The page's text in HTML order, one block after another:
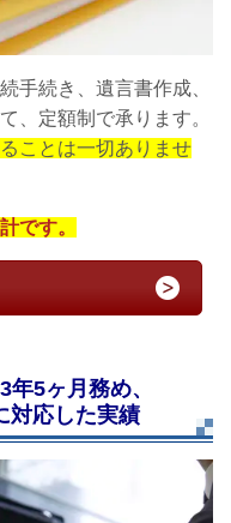
手続き、遺言書作成、
、定額制で承ります。
ことは一切ありませ
です。
5ヶ月務め、
対応した実績